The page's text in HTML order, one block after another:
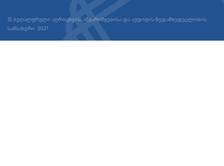
© ბუღალტრული აღრიცხვის, ანგარიშგებისა და აუდიტის ზედამხედველობის
სამსახური. 2021